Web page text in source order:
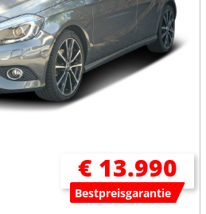
€ 13.990
Bestpreisgarantie